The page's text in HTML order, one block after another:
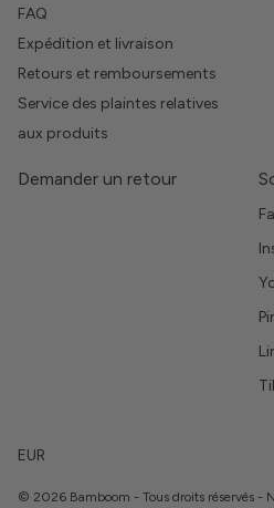
FAQ
Expédition et livraison
Retours et remboursements
Service des plaintes relatives
aux produits
Demander un retour
EUR
© 2026 Bamboom - Tous droits réservés -